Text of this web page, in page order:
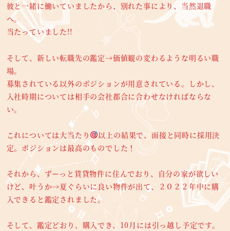
彼と一緒に働いていましたから、別れた事により、当然退職
へ。
当たっていました!!
そして、新しい転職先の鑑定→価値観の変わるような明るい職
場。
募集されている以外のポジションが用意されている。しかし、
入社時期については相手の会社都合に合わせなければならな
い。
これについては大当たり
以上の結果で、面接と同時に採用決
定。ポジションは最高のものでした！
それから、ずーっと賃貸物件に住んでおり、自分の家が欲しい
けど、叶うか→夏ぐらいに良い物件が出て、２０２２年中に購
入できると鑑定されました。
そして、鑑定どおり、購入でき、10月には引っ越し予定です。